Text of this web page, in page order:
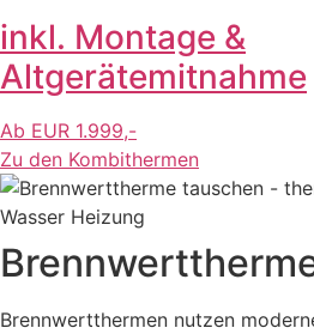
inkl. Montage &
Altgerätemitnahme
Ab EUR 1.999,-
Zu den Kombithermen
Brennwertthermen nutzen